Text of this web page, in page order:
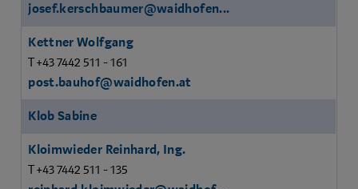
josef.kerschbaumer@waidhofen...
Kettner Wolfgang
T +43 7442 511 - 161
post.bauhof@waidhofen.at
Klob Sabine
Kloimwieder Reinhard, Ing.
T +43 7442 511 - 135